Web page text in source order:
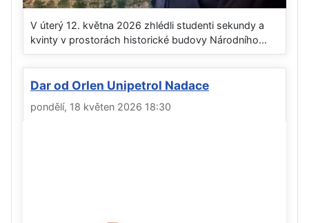
V úterý 12. května 2026 zhlédli studenti sekundy a
kvinty v prostorách historické budovy Národního...
Dar od Orlen Unipetrol Nadace
pondělí, 18 květen 2026 18:30